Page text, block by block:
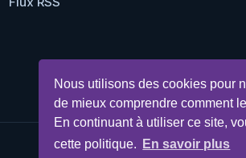
Nous utilisons des cookies pour
de mieux comprendre comment
En continuant à utiliser ce site,
cette politique.
En savoir plus